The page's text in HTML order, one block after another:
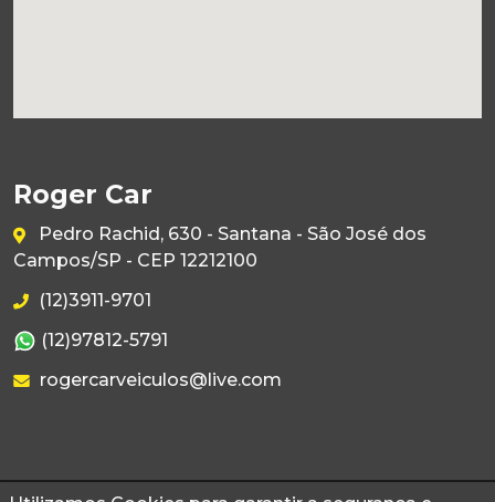
Roger Car
Pedro Rachid, 630 - Santana - São José dos
Campos/SP - CEP 12212100
(12)3911-9701
(12)97812-5791
rogercarveiculos@live.com